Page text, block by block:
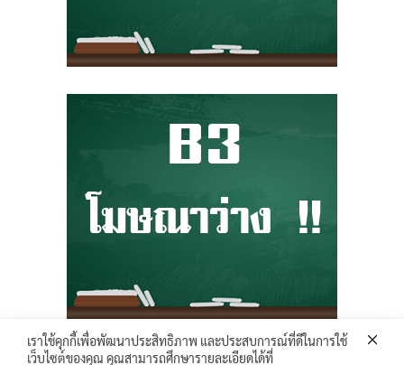
เราใช้คุกกี้เพื่อพัฒนาประสิทธิภาพ และประสบการณ์ที่ดีในการใช้
เว็บไซต์ของคุณ คุณสามารถศึกษารายละเอียดได้ที่